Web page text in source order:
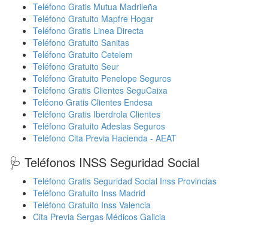
Teléfono Gratis Mutua Madrileña
Teléfono Gratuito Mapfre Hogar
Teléfono Gratis Linea Directa
Teléfono Gratuito Sanitas
Teléfono Gratuito Cetelem
Teléfono Gratuito Seur
Teléfono Gratuito Penelope Seguros
Teléfono Gratis Clientes SeguCaixa
Teléono Gratis Clientes Endesa
Teléfono Gratis Iberdrola Clientes
Teléfono Gratuito Adeslas Seguros
Teléfono Cita Previa Hacienda - AEAT
🩺 Teléfonos INSS Seguridad Social
Teléfono Gratis Seguridad Social Inss Provincias
Teléfono Gratuito Inss Madrid
Teléfono Gratuito Inss Valencia
Cita Previa Sergas Médicos Galicia